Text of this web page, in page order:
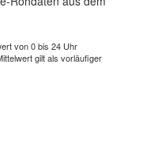
von 0 bis 24 Uhr
gilt als vorläufiger